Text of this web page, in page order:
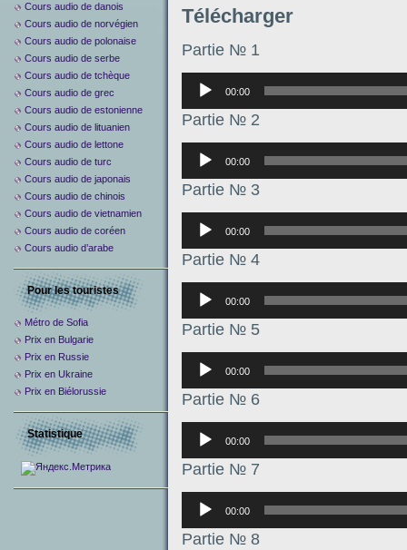
Télécharger
Partie № 1
Аудиоплеер
00:00
Partie № 2
Аудиоплеер
00:00
Partie № 3
Аудиоплеер
00:00
Partie № 4
Аудиоплеер
00:00
Partie № 5
Аудиоплеер
00:00
Partie № 6
Аудиоплеер
00:00
Partie № 7
Аудиоплеер
00:00
Partie № 8
Cours audio de danois
Cours audio de norvégien
Cours audio de polonaise
Cours audio de serbe
Cours audio de tchèque
Cours audio de grec
Cours audio de estonienne
Cours audio de lituanien
Cours audio de lettone
Cours audio de turc
Cours audio de japonais
Cours audio de chinois
Cours audio de vietnamien
Cours audio de coréen
Cours audio d’arabe
Pour les touristes
Métro de Sofia
Prix en Bulgarie
Prix ​​en Russie
Prix en Ukraine
Prix en Biélorussie
Statistique